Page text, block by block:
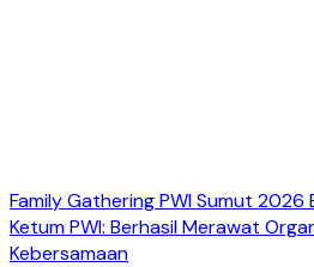
Family Gathering PWI Sumut 2026
Ketum PWI: Berhasil Merawat
Kebersamaan